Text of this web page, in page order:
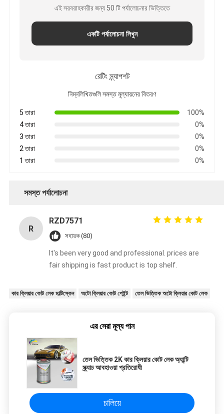
এই সরবরাহকারীর জন্য 50 টি পর্যালোচনার ভিত্তিতে
একটি পর্যালোচনা লিখুন
রেটিং স্ন্যাপশট
নিম্নলিখিতগুলি সমস্ত মূল্যায়নের বিতরণ
5 তারা
100%
4 তারা
0%
3 তারা
0%
2 তারা
0%
1 তারা
0%
সমস্ত পর্যালোচনা
R
RZD7571
সহায়ক (80)
It's been very good and professional. prices are
fair shipping is fast product is top shelf.
কার ক্লিয়ার কোট লেক মাল্টিস্কেন অটো ক্লিয়ার কোট পেইন্ট তেল ভিত্তিক অটো ক্লিয়ার কোট লেক
এর সেরা মূল্য পান
তেল ভিত্তিক 2K কার ক্লিয়ার কোট লেক অ্যান্টি
স্ক্র্যাচ আবহাওয়া প্রতিরোধী
চালিয়ে